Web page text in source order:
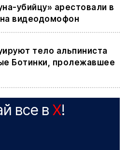
убийцу» арестовали в
видеодомофон
тело альпиниста
Ботинки, пролежавшее
все в X!